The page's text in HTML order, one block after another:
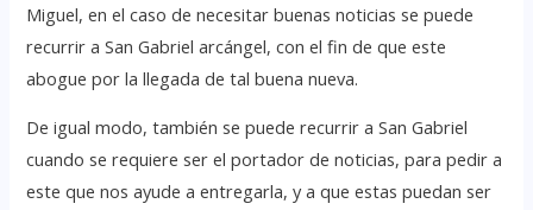
Miguel, en el caso de necesitar buenas noticias se puede
recurrir a San Gabriel arcángel, con el fin de que este
abogue por la llegada de tal buena nueva.
De igual modo, también se puede recurrir a San Gabriel
cuando se requiere ser el portador de noticias, para pedir a
este que nos ayude a entregarla, y a que estas puedan ser